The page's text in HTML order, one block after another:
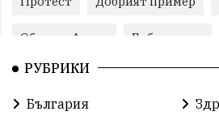
Община Аврен Библиотека
Финанси
Театър Спорт за деца
РУБРИКИ
България